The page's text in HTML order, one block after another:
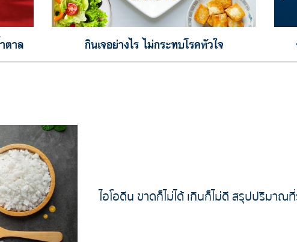
ตาล กินเจอย่างไร ไม่กระทบโรคหัวใจ
ไอโอดีน ขาดก็ไม่ได้ เกินก็ไม่ดี สรุปปริมาณ